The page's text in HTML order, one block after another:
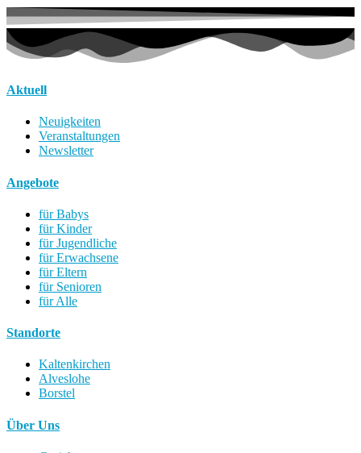
Aktuell
Neuigkeiten
Veranstaltungen
Newsletter
Angebote
für Babys
für Kinder
für Jugendliche
für Erwachsene
für Eltern
für Senioren
für Alle
Standorte
Kaltenkirchen
Alveslohe
Borstel
Über Uns